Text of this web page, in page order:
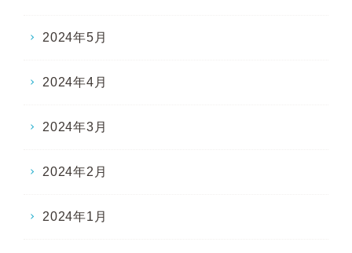
2024年5月
2024年4月
2024年3月
2024年2月
2024年1月